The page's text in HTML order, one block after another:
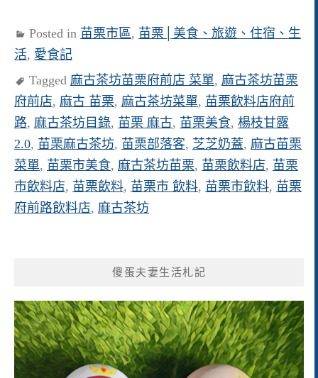
Posted in 苗栗市區, 苗栗│美食、旅遊、住宿、生
活, 愛食記
Tagged 麻古茶坊苗栗府前店 菜單, 麻古茶坊苗栗
府前店, 麻古 苗栗, 麻古茶坊菜單, 苗栗飲料店府前
路, 麻古茶坊目錄, 苗栗 麻古, 苗栗美食, 楊枝甘露
2.0, 苗栗麻古茶坊, 苗栗部落客, 芝芝奶蓋, 麻古苗栗
菜單, 苗栗市美食, 麻古茶坊苗栗, 苗栗飲料店, 苗栗
市飲料店, 苗栗飲料, 苗栗市 飲料, 苗栗市飲料, 苗栗
府前路飲料店, 麻古茶坊
傻蛋夫妻生活札記